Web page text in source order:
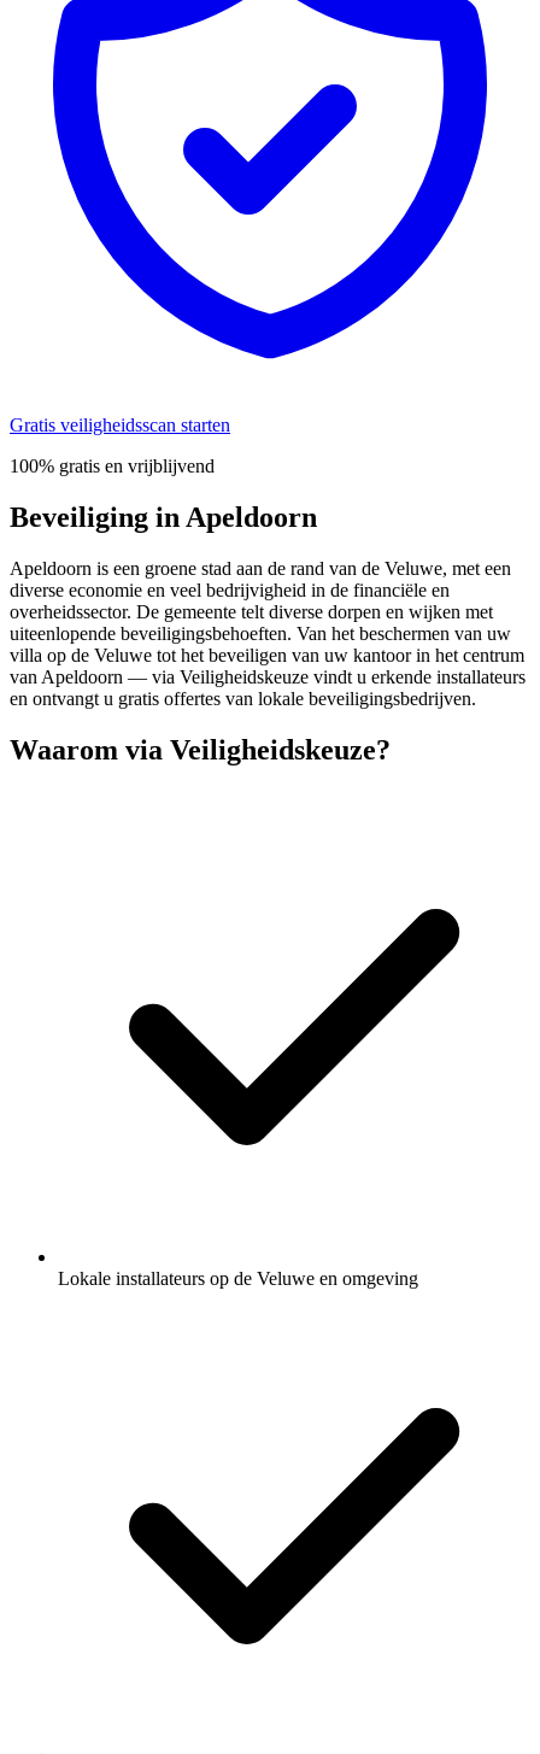
Gratis veiligheidsscan starten
100% gratis en vrijblijvend
Beveiliging in Apeldoorn
Apeldoorn is een groene stad aan de rand van de Veluwe, met een
diverse economie en veel bedrijvigheid in de financiële en
overheidssector. De gemeente telt diverse dorpen en wijken met
uiteenlopende beveiligingsbehoeften. Van het beschermen van uw
villa op de Veluwe tot het beveiligen van uw kantoor in het centrum
van Apeldoorn — via Veiligheidskeuze vindt u erkende installateurs
en ontvangt u gratis offertes van lokale beveiligingsbedrijven.
Waarom via Veiligheidskeuze?
Lokale installateurs op de Veluwe en omgeving